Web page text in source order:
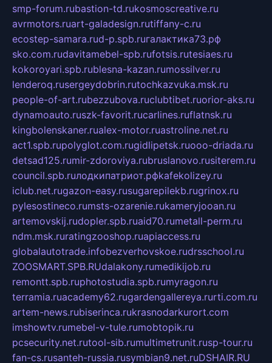
smp-forum.rubastion-td.rukosmoscreative.ru
avrmotors.ruart-galadesign.rutiffany-c.ru
ecostep-samara.rud-p.spb.ruгалактика73.рф
sko.com.rudavitamebel-spb.rufotsis.rutesiaes.ru
kokoroyari.spb.rublesna-kazan.rumossilver.ru
lenderoq.rusergeydobrin.rutochkazvuka.msk.ru
people-of-art.rubezzubova.ruclubtibet.ruorior-aks.ru
dynamoauto.ruszk-favorit.rucarlines.ruflatnsk.ru
kingbolenskaner.rualex-motor.ruastroline.net.ru
act1.spb.rupolyglot.com.rugidlipetsk.ruooo-driada.ru
detsad125.rumir-zdoroviya.rubruslanovo.rusiterem.ru
council.spb.ruлодкипатриот.рфkafekolizey.ru
iclub.net.rugazon-easy.rusugarepilekb.rugrinox.ru
pylesostineco.rumsts-ozarenie.rukameryjooan.ru
artemovskij.rudopler.spb.ruaid70.rumetall-perm.ru
ndm.msk.ruratingzooshop.ruapiaccess.ru
globalautotrade.infobezverhovskoe.rudrsschool.ru
ZOOSMART.SPB.RUdalakony.rumedikijob.ru
remontt.spb.ruphotostudia.spb.rumyragon.ru
terramia.ruacademy62.rugardengallereya.rurti.com.ru
artem-news.rubiserinca.rukrasnodarkurort.com
imshowtv.rumebel-v-tule.rumobtopik.ru
pcsecurity.net.rutool-sib.rumultimetrunit.rusp-tour.ru
fan-cs.rusanteh-russia.rusymbian9.net.ruDSHAIR.RU